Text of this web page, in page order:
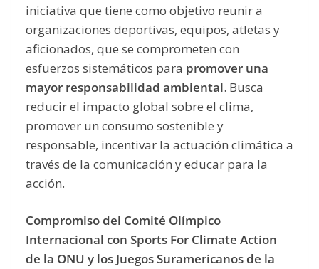
iniciativa que tiene como objetivo reunir a
organizaciones deportivas, equipos, atletas y
aficionados, que se comprometen con
esfuerzos sistemáticos para promover una
mayor responsabilidad ambiental. Busca
reducir el impacto global sobre el clima,
promover un consumo sostenible y
responsable, incentivar la actuación climática a
través de la comunicación y educar para la
acción.
Compromiso del Comité Olímpico
Internacional con Sports For Climate Action
de la ONU y los Juegos Suramericanos de la